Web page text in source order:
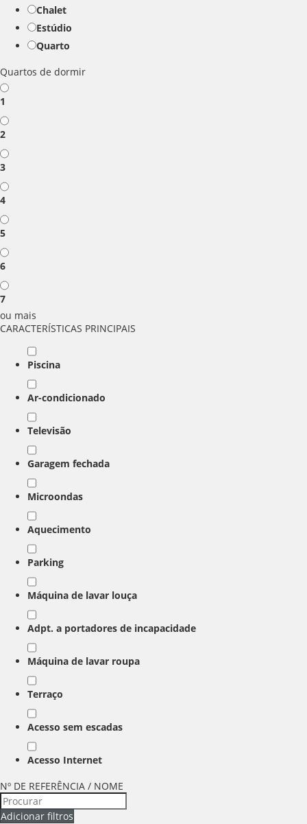
Chalet
Estúdio
Quarto
Quartos de dormir
1
2
3
4
5
6
7
ou mais
CARACTERÍSTICAS PRINCIPAIS
Piscina
Ar-condicionado
Televisão
Garagem fechada
Microondas
Aquecimento
Parking
Máquina de lavar louça
Adpt. a portadores de incapacidade
Máquina de lavar roupa
Terraço
Acesso sem escadas
Acesso Internet
Nº DE REFERÊNCIA / NOME
Adicionar filtros